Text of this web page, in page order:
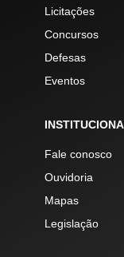
Licitações
Concursos
Defesas
Eventos
Fale conosco
Ouvidoria
Mapas
Legislação